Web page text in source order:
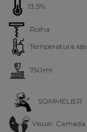
13,5%
Rolha
Temperatura
750ml
SOMMELIER
Visual: